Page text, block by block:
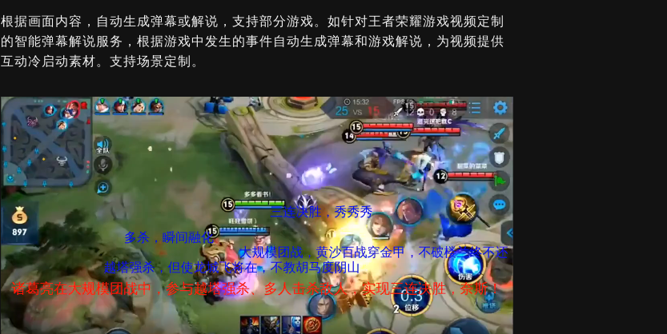
根据画面内容，自动生成弹幕或解说，支持部分游戏。如针对王者荣耀游戏视频定制
的智能弹幕解说服务，根据游戏中发生的事件自动生成弹幕和游戏解说，为视频提供
互动冷启动素材。支持场景定制。